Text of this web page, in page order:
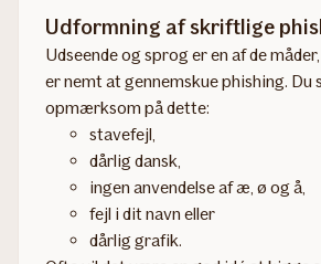
Udformning af skriftlige
Udseende og sprog er en af de
er nemt at gennemskue phishing.
opmærksom på dette:
stavefejl,
dårlig dansk,
ingen anvendelse af æ, ø og å,
fejl i dit navn eller
dårlig grafik.